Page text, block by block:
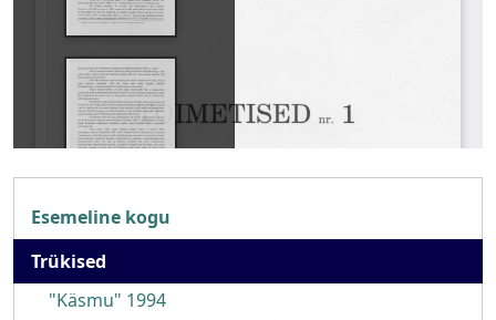
Trükised
Esemeline kogu
Trükised
"Käsmu" 1994